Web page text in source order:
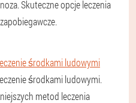
Skuteczne opcje leczenia
środkami ludowymi
środkami ludowymi.
metod leczenia